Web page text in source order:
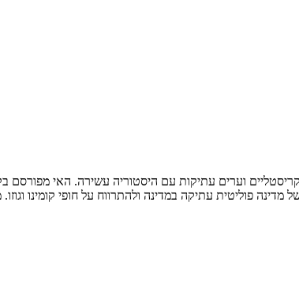
וערים עתיקות עם היסטוריה עשירה. האי מפורסם
פוליטית עתיקה במדינה ולהתרווח על חופי קומינו